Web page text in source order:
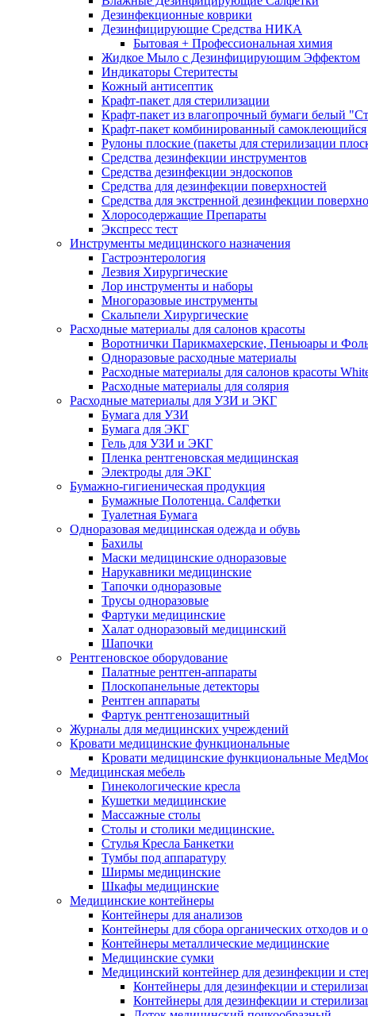
Дезинфекционные коврики
Дезинфицирующие Средства НИКА
Бытовая + Профессиональная химия
Жидкое Мыло с Дезинфицирующим Эффектом
Индикаторы Стеритесты
Кожный антисептик
Крафт-пакет для стерилизации
Крафт-пакет из влагопрочный бумаги белый
Крафт-пакет комбинированный самоклеющийся
Рулоны плоские (пакеты для стерилизации
Средства дезинфекции инструментов
Средства дезинфекции эндоскопов
Средства для дезинфекции поверхностей
Средства для экстренной дезинфекции
Хлоросодержащие Препараты
Экспресс тест
Инструменты медицинского назначения
Гастроэнтерология
Лезвия Хирургические
Лор инструменты и наборы
Многоразовые инструменты
Скальпели Хирургические
Расходные материалы для салонов красоты
Воротнички Парикмахерские, Пеньюары и
Одноразовые расходные материалы
Расходные материалы для салонов красоты
Расходные материалы для солярия
Расходные материалы для УЗИ и ЭКГ
Бумага для УЗИ
Бумага для ЭКГ
Гель для УЗИ и ЭКГ
Пленка рентгеновская медицинская
Электроды для ЭКГ
Бумажно-гигиеническая продукция
Бумажные Полотенца. Салфетки
Туалетная Бумага
Одноразовая медицинская одежда и обувь
Бахилы
Маски медицинские одноразовые
Нарукавники медицинские
Тапочки одноразовые
Трусы одноразовые
Фартуки медицинские
Халат одноразовый медицинский
Шапочки
Рентгеновское оборудование
Палатные рентген-аппараты
Плоскопанельные детекторы
Рентген аппараты
Фартук рентгенозащитный
Журналы для медицинских учреждений
Кровати медицинские функциональные
Кровати медицинские функциональные
Медицинская мебель
Гинекологические кресла
Кушетки медицинские
Массажные столы
Столы и столики медицинские.
Стулья Кресла Банкетки
Тумбы под аппаратуру
Ширмы медицинские
Шкафы медицинские
Медицинские контейнеры
Контейнеры для анализов
Контейнеры для сбора органических отходов и
Контейнеры металлические медицинские
Медицинские сумки
Медицинский контейнер для дезинфекции и
Контейнеры для дезинфекции и
Контейнеры для дезинфекции и